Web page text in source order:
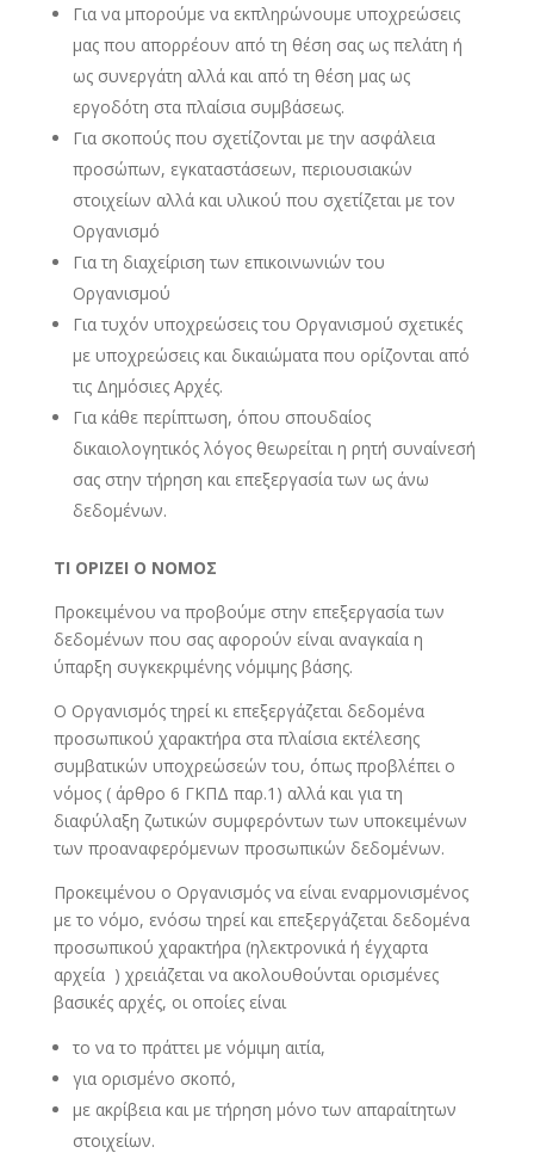
Για να μπορούμε να εκπληρώνουμε υποχρεώσεις
μας που απορρέουν από τη θέση σας ως πελάτη ή
ως συνεργάτη αλλά και από τη θέση μας ως
εργοδότη στα πλαίσια συμβάσεως.
Για σκοπούς που σχετίζονται με την ασφάλεια
προσώπων, εγκαταστάσεων, περιουσιακών
στοιχείων αλλά και υλικού που σχετίζεται με τον
Οργανισμό
Για τη διαχείριση των επικοινωνιών του
Οργανισμού
Για τυχόν υποχρεώσεις του Οργανισμού σχετικές
με υποχρεώσεις και δικαιώματα που ορίζονται από
τις Δημόσιες Αρχές.
Για κάθε περίπτωση, όπου σπουδαίος
δικαιολογητικός λόγος θεωρείται η ρητή συναίνεσή
σας στην τήρηση και επεξεργασία των ως άνω
δεδομένων.
ΤΙ ΟΡΙΖΕΙ Ο ΝΟΜΟΣ
Προκειμένου να προβούμε στην επεξεργασία των
δεδομένων που σας αφορούν είναι αναγκαία η
ύπαρξη συγκεκριμένης νόμιμης βάσης.
Ο Οργανισμός τηρεί κι επεξεργάζεται δεδομένα
προσωπικού χαρακτήρα στα πλαίσια εκτέλεσης
συμβατικών υποχρεώσεών του, όπως προβλέπει ο
νόμος ( άρθρο 6 ΓΚΠΔ παρ.1) αλλά και για τη
διαφύλαξη ζωτικών συμφερόντων των υποκειμένων
των προαναφερόμενων προσωπικών δεδομένων.
Προκειμένου ο Οργανισμός να είναι εναρμονισμένος
με το νόμο, ενόσω τηρεί και επεξεργάζεται δεδομένα
προσωπικού χαρακτήρα (ηλεκτρονικά ή έγχαρτα
αρχεία ) χρειάζεται να ακολουθούνται ορισμένες
βασικές αρχές, οι οποίες είναι
το να το πράττει με νόμιμη αιτία,
για ορισμένο σκοπό,
με ακρίβεια και με τήρηση μόνο των απαραίτητων
στοιχείων.